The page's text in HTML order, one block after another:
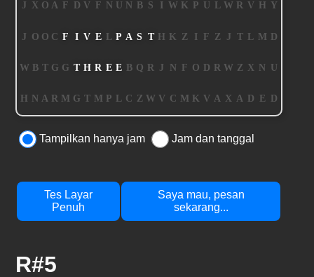
Tampilkan hanya jam Jam dan tanggal
Tes Layar
Penuh
Saya mau, pesan
sekarang...
R#5